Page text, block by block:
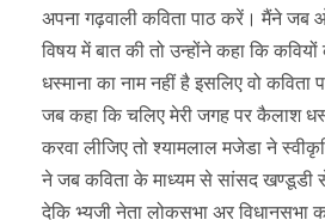
अपना गढ़वाली कविता पाठ करें। मैंने
विषय में बात की तो उन्होंने कहा कि
धस्माना का नाम नहीं है इसलिए वो
जब कहा कि चलिए मेरी जगह पर कैलाश
करवा लीजिए तो श्यामलाल मजेडा ने
ने जब कविता के माध्यम से सांसद खण्डूडी
देकि भ्यजी नेता लोकसभा अर विधानसभा